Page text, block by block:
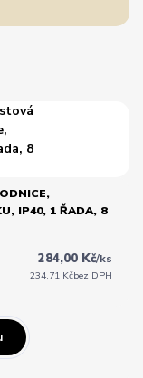
IP40, 1 ŘADA, 8
284,00 Kč/ks
234,71 Kčbez DPH